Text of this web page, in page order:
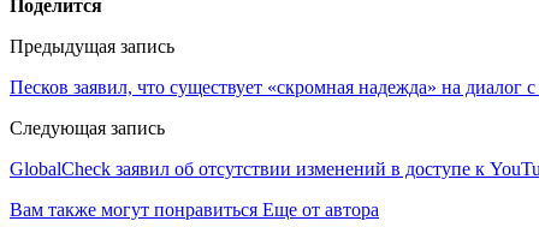
Поделится
Предыдущая запись
Песков заявил, что существует «скромная надежда» на
Следующая запись
GlobalCheck заявил об отсутствии изменений в доступе к
Вам также могут понравиться Еще от автора